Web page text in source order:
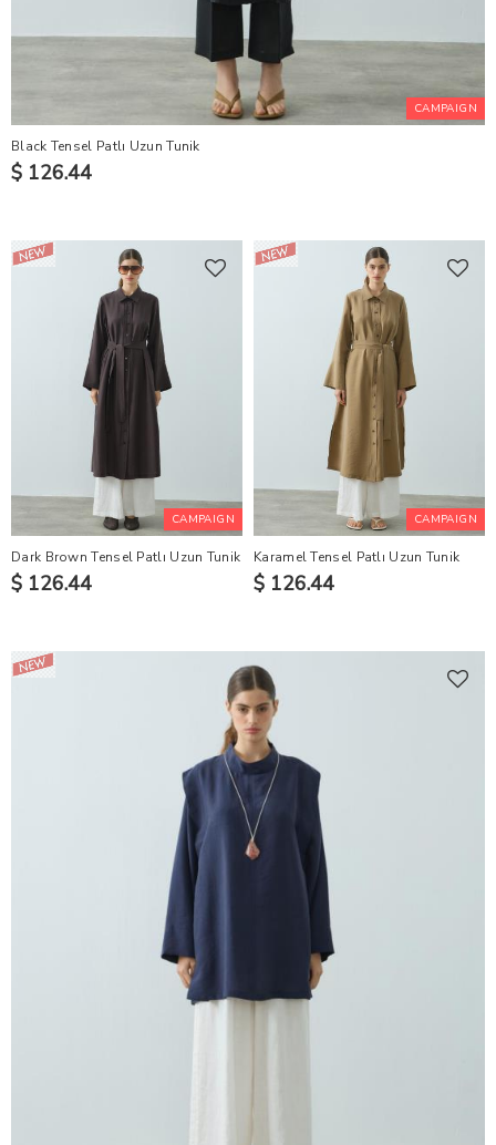
CAMPAIGN
Black Tensel Patlı Uzun Tunik
$ 126.44
CAMPAIGN
Dark Brown Tensel Patlı Uzun Tunik
$ 126.44
CAMPAIGN
Karamel Tensel Patlı Uzun Tunik
$ 126.44